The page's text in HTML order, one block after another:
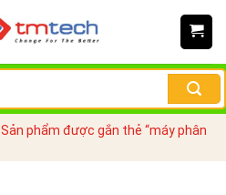
Sản phẩm được gắn thẻ “máy phân